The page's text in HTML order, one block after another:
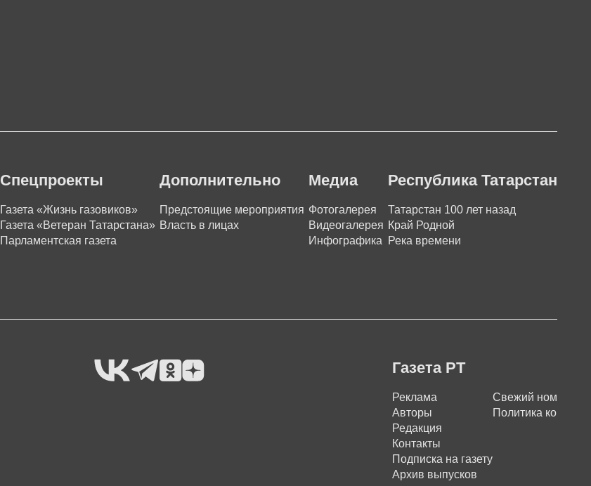
Спецпроекты
Газета «Жизнь газовиков»
Газета «Ветеран Татарстана»
Парламентская газета
Дополнительно
Предстоящие мероприятия
Власть в лицах
Медиа
Фотогалерея
Видеогалерея
Инфографика
Республика Татарстан
Татарстан 100 лет назад
Край Родной
Река времени
Газета РТ
Реклама
Авторы
Редакция
Контакты
Подписка на газету
Архив выпусков
Свежий номер
Политика